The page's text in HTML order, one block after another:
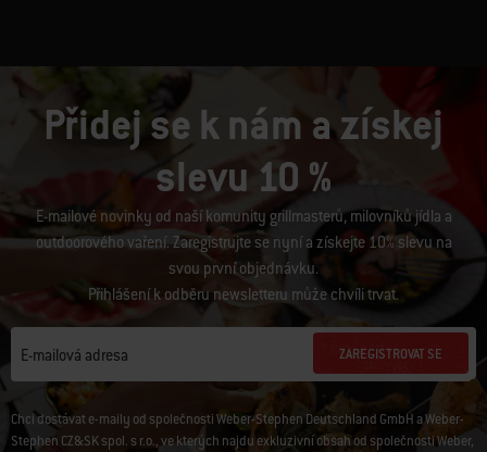
Přidej se k nám a získej
slevu 10 %
E-mailové novinky od naší komunity grillmasterů, milovníků jídla a
outdoorového vaření. Zaregistrujte se nyní a získejte 10% slevu na
svou první objednávku.
Přihlášení k odběru newsletteru může chvíli trvat.
E-mailová adresa ZAREGISTROVAT SE
Chci dostávat e-maily od společnosti Weber-Stephen Deutschland GmbH a Weber-
Stephen CZ&SK spol. s r.o., ve kterých najdu exkluzivní obsah od společnosti Weber,